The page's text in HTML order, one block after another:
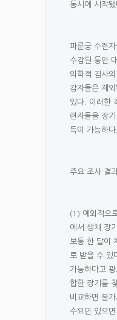
동시에 시작됐
파룬궁 수련
수감된 동안
의학적 검사
감자들은 제
있다. 이러한
련자들을 장
득이 가능하다.
주요 조사 결
(1) 예외적으
에서 생체 장
보통 한 달이
로 받을 수 있
가능하다고
합한 장기를
비교하면 불
수요만 있으